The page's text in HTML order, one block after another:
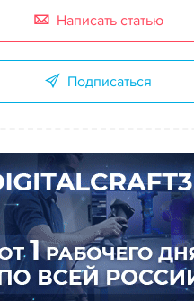
Написать статью
Подписаться